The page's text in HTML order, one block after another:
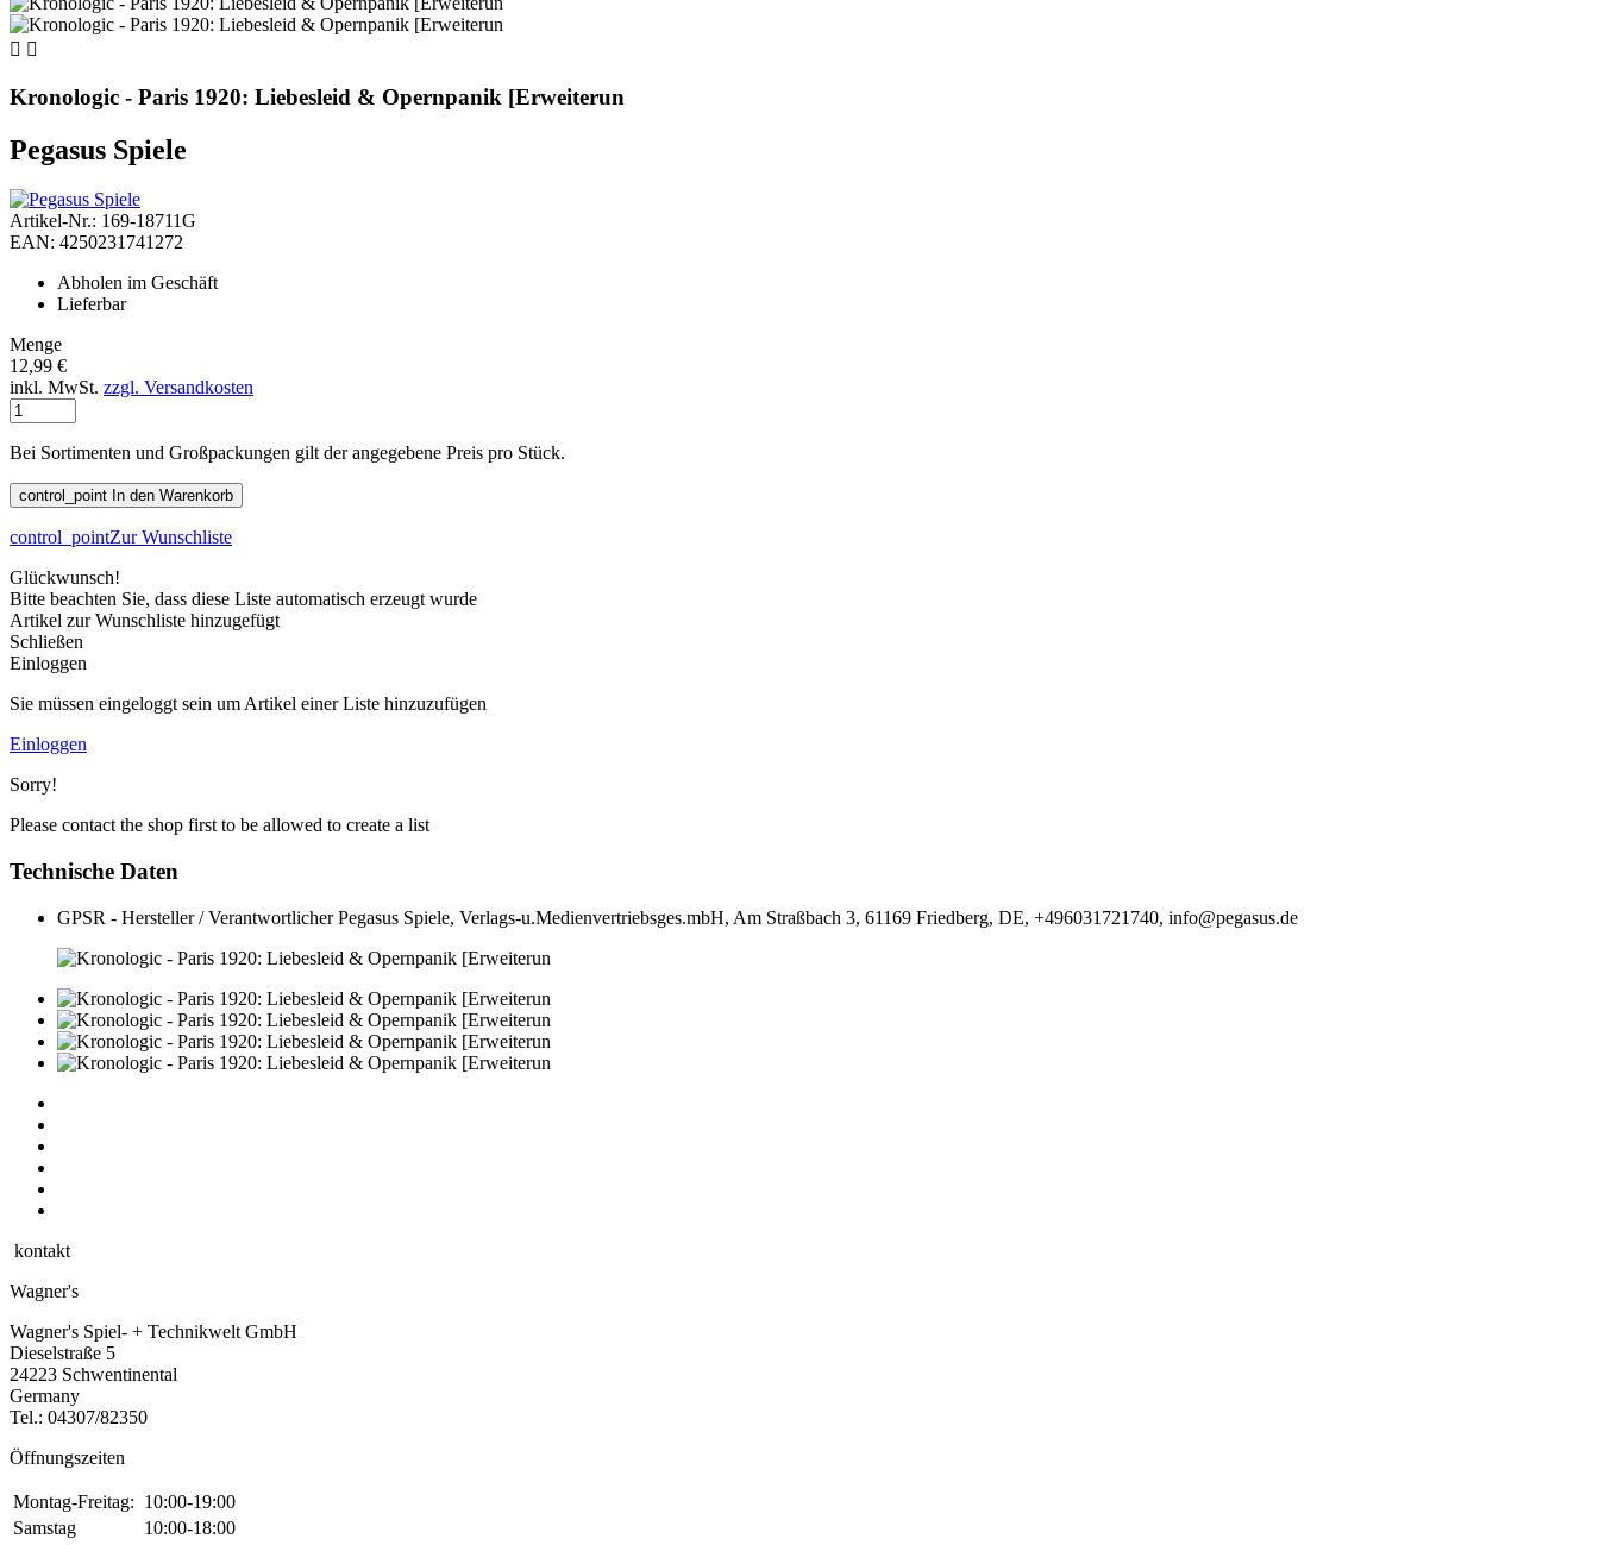
 
Kronologic - Paris 1920: Liebesleid & Opernpanik [Erweiterun
Pegasus Spiele
Artikel-Nr.: 169-18711G
EAN: 4250231741272
Abholen im Geschäft
Lieferbar
Menge
12,99 €
inkl. MwSt. zzgl. Versandkosten
Bei Sortimenten und Großpackungen gilt der angegebene Preis pro Stück.
control_point In den Warenkorb
control_pointZur Wunschliste
Glückwunsch!
Bitte beachten Sie, dass diese Liste automatisch erzeugt wurde
Artikel zur Wunschliste hinzugefügt
Schließen
Einloggen
Sie müssen eingeloggt sein um Artikel einer Liste hinzuzufügen
Einloggen
Sorry!
Please contact the shop first to be allowed to create a list
Technische Daten
GPSR - Hersteller / Verantwortlicher Pegasus Spiele, Verlags-u.Medienvertriebsges.mbH, Am Straßbach 3, 61169 Friedberg, DE, +496031721740, info@pegasus.de
kontakt
Wagner's
Wagner's Spiel- + Technikwelt GmbH
Dieselstraße 5
24223 Schwentinental
Germany
Tel.: 04307/82350
Öffnungszeiten
Montag-Freitag: 10:00-19:00
Samstag
10:00-18:00